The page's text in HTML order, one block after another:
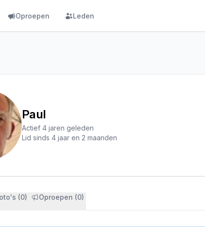
Oproepen Leden
Paul
Actief 4 jaren geleden
Lid sinds 4 jaar en 2 maanden
(0) Oproepen (0)